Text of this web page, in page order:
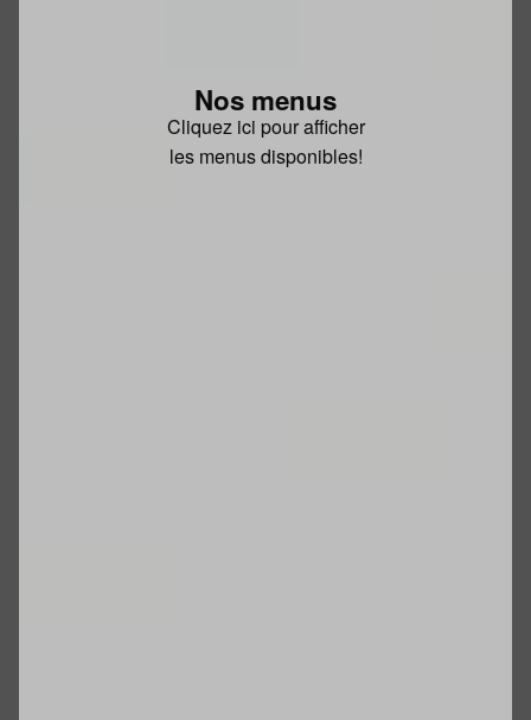
Nos menus
Cliquez ici pour afficher
les menus disponibles!